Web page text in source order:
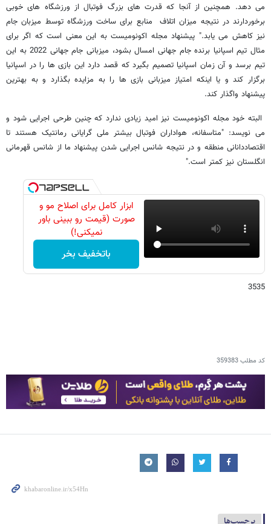
می دهد. همچنین از آنجا که قدرت های بزرگ فوتبال از ورزشگاه های خوبی
برخوردارند در نتیجه میزان اتلاف منابع برای ساخت ورزشگاه توسط میزبان جام
نیز کاهش می یابد." پیشنهاد مجله اکونومیست به این معنی است که اگر برای
مثال تیم اسپانیا برنده جام جهانی امسال بشود، میزبانی جام جهانی 2022 به این
تیم برسد و آن زمان اسپانیا تصمیم بگیرد که قصد دارد این بازی ها را در اسپانیا
برگزار کند و یا اینکه امتیاز میزبانی بازی ها را به مزایده بگذارد و به بهترین
پیشنهاد واگذار کند.
البته خود مجله اکونومیست نیز امید زیادی ندارد که چنین طرحی اجرایی شود و
می نویسد: "متاسفانه، هواداران فوتبال بیشتر ملی گرایانی رمانتیک هستند تا
اقتصاددانانی منطقه و در نتیجه شانس اجرایی شدن پیشنهاد ما از شانس قهرمانی
انگلستان نیز کمتر است."
ابزار کامل برای اصلاح مو و
صورت (قیمت رو ببینی باور
نمیکنی!)
باتخفیف بخر
3535
کد مطلب359383